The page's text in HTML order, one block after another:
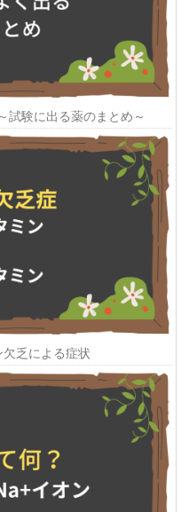
験に出る薬のまとめ～
欠乏による症状